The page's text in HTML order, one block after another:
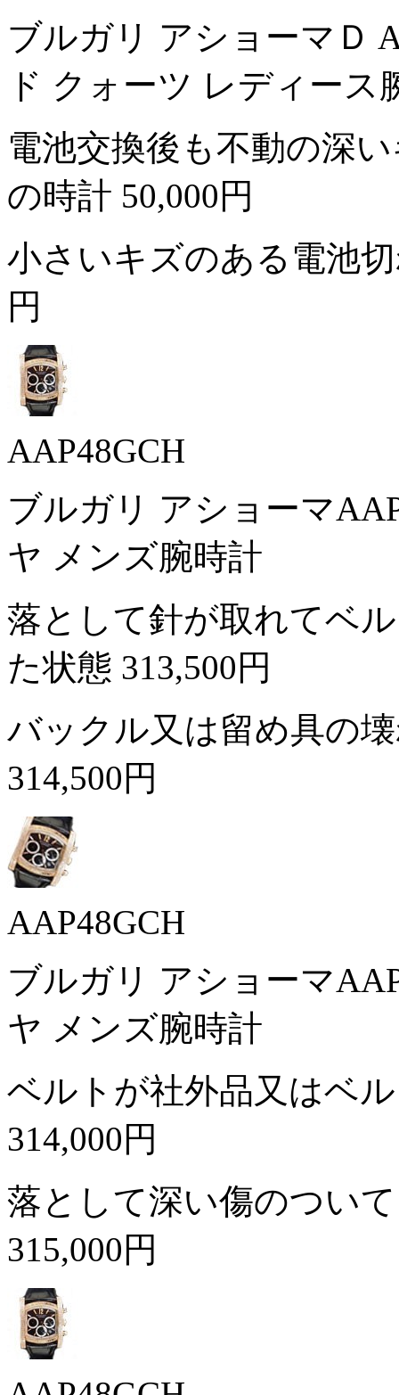
ブルガリ アショーマＤ
ド クォーツ レディース
電池交換後も不動の深
の時計 50,000円
小さいキズのある電池
円
AAP48GCH
ブルガリ アショーマ
ヤ メンズ腕時計
落として針が取れてベ
た状態 313,500円
バックル又は留め具の
314,500円
AAP48GCH
ブルガリ アショーマ
ヤ メンズ腕時計
ベルトが社外品又はベ
314,000円
落として深い傷のつい
315,000円